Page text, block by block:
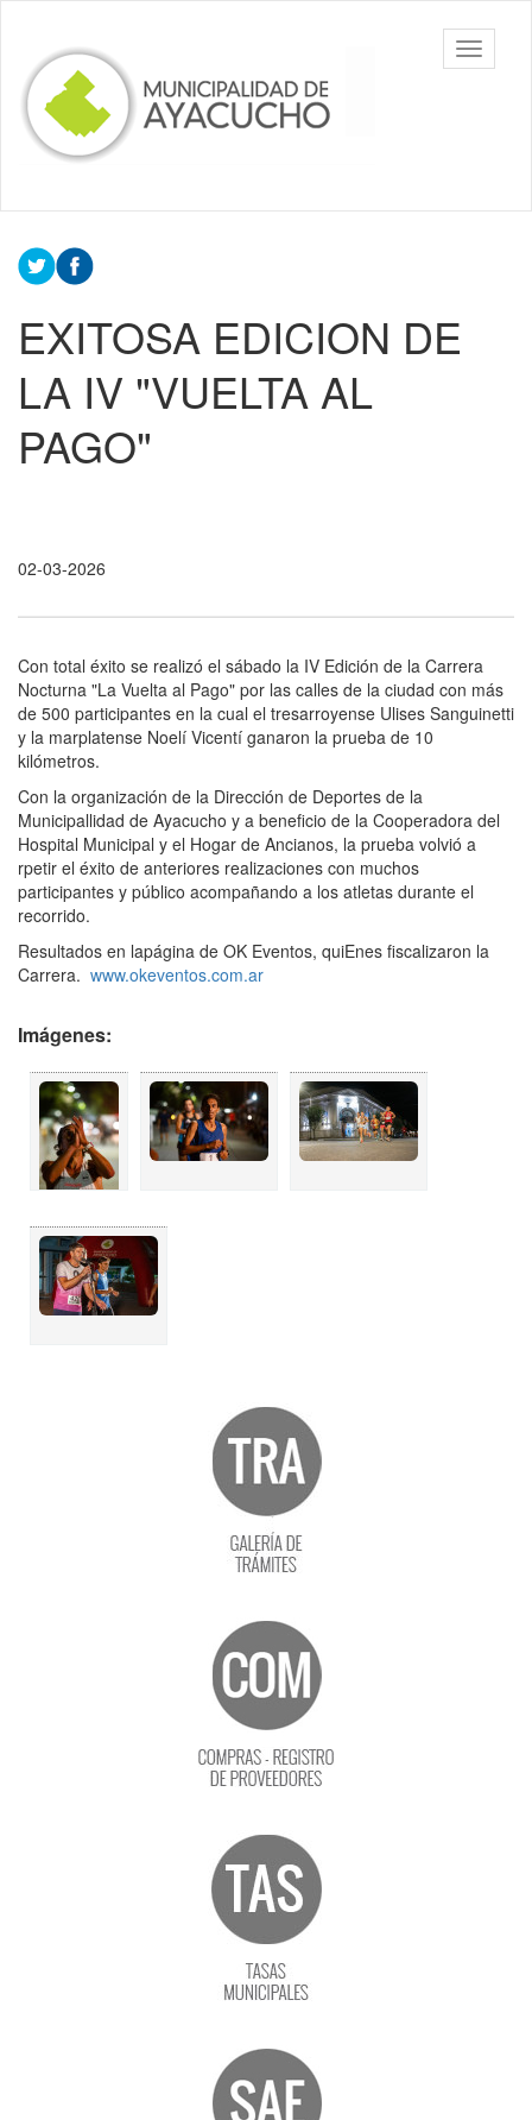
contenido
principal
Toggle
EXITOSA EDICION DE
LA IV "VUELTA AL
PAGO"
02-03-2026
Con total éxito se realizó el sábado la IV Edición de la Carrera
Nocturna "La Vuelta al Pago" por las calles de la ciudad con más
de 500 participantes en la cual el tresarroyense Ulises Sanguinetti
y la marplatense Noelí Vicentí ganaron la prueba de 10
kilómetros.
Con la organización de la Dirección de Deportes de la
Municipallidad de Ayacucho y a beneficio de la Cooperadora del
Hospital Municipal y el Hogar de Ancianos, la prueba volvió a
rpetir el éxito de anteriores realizaciones con muchos
participantes y público acompañando a los atletas durante el
recorrido.
Resultados en lapágina de OK Eventos, quiEnes fiscalizaron la
Carrera. www.okeventos.com.ar
Imágenes: